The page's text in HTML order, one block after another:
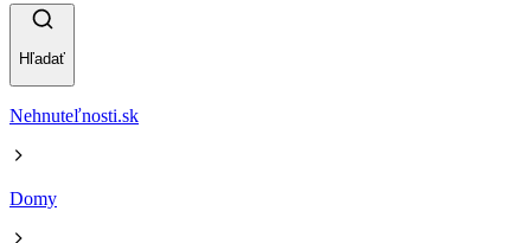
Hľadať
Nehnuteľnosti.sk
Domy